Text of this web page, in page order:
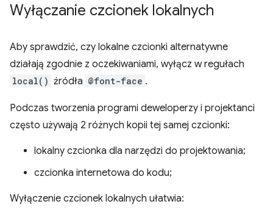
Wyłączanie czcionek lokalnych
Aby sprawdzić, czy lokalne czcionki alternatywne
działają zgodnie z oczekiwaniami, wyłącz w regułach
local() źródła @font-face .
Podczas tworzenia programi deweloperzy i projektanci
często używają 2 różnych kopii tej samej czcionki:
lokalny czcionka dla narzędzi do projektowania;
czcionka internetowa do kodu;
Wyłączenie czcionek lokalnych ułatwia: